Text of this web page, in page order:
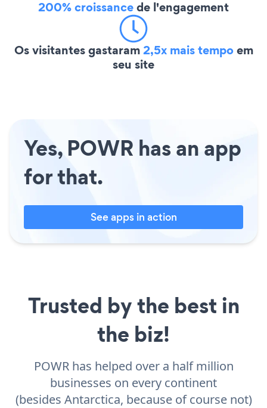
200% croissancede l'engagement
Os visitantes gastaram2,5x mais tempoem
seu site
Yes, POWR has an app
for that.
See apps in action
Trusted by the best in
the biz!
POWR has helped over a half million
businesses on every continent
(besides Antarctica, because of course not)